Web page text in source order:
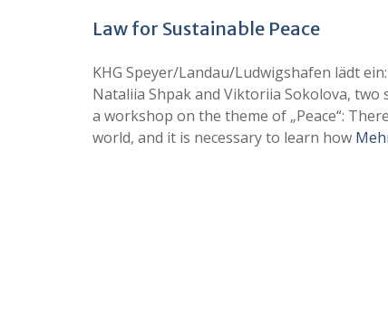
Law for Sustainable Peace
KHG Speyer/Landau/Ludwigshafen lädt
Nataliia Shpak and Viktoriia Sokolova,
a workshop on the theme of „Peace“:
world, and it is necessary to learn how